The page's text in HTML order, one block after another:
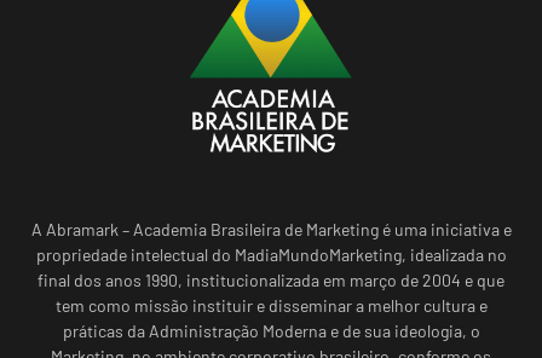
A Abramark – Academia Brasileira de Marketing é uma iniciativa e
propriedade intelectual do MadiaMundoMarketing, idealizada no
final dos anos 1990, institucionalizada em março de 2004 e que
tem como missão instituir e disseminar a melhor cultura e
práticas da Administração Moderna e de sua ideologia, o